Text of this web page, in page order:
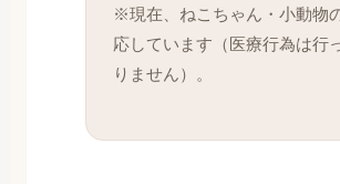
※現在、ねこちゃん・小動物
応しています（医療行為は行
りません）。